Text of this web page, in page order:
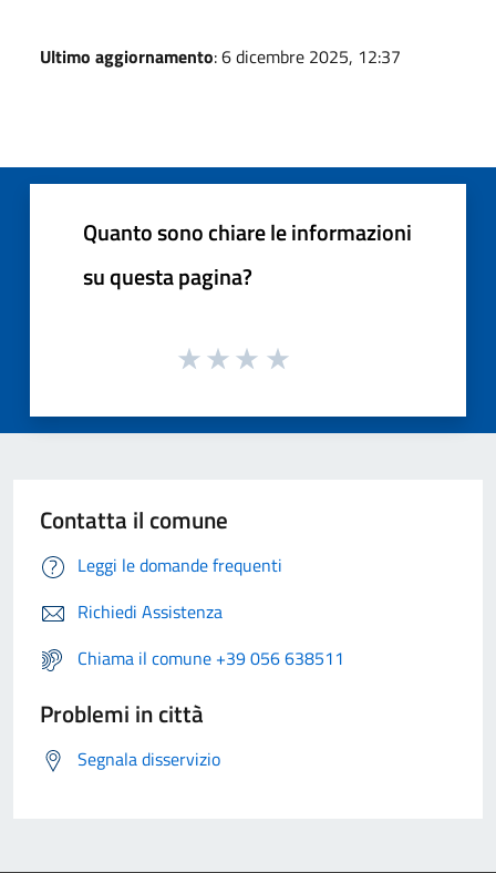
Ultimo aggiornamento: 6 dicembre 2025, 12:37
Quanto sono chiare le informazioni
su questa pagina?
Contatta il comune
Leggi le domande frequenti
Richiedi Assistenza
Chiama il comune +39 056 638511
Problemi in città
Segnala disservizio